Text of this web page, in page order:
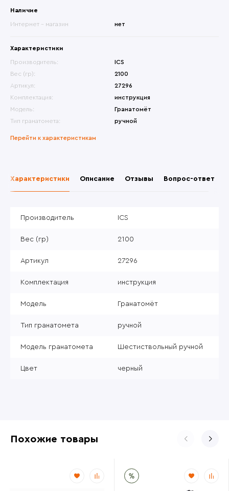
Наличие
Интернет - магазин нет
Характеристики
Производитель:
ICS
Вес (гр):
2100
Артикул:
27296
Комплектация:
инструкция
Модель:
Гранатомёт
Тип гранатомета:
ручной
Перейти к характеристикам
Характеристики Описание Отзывы Вопрос-ответ
Производитель ICS
Вес (гр) 2100
Артикул 27296
Комплектация инструкция
Модель Гранатомёт
Тип гранатомета ручной
Модель гранатомета Шестиствольный ручной
Цвет черный
Похожие товары